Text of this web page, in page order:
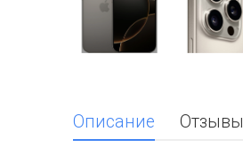
Описание Отзывы